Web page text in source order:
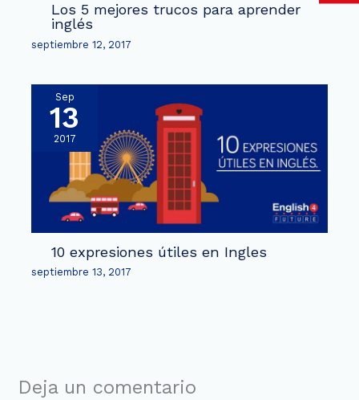
Los 5 mejores trucos para aprender
inglés
septiembre 12, 2017
Sep
13
2017
10 expresiones útiles en Ingles
septiembre 13, 2017
Deja un comentario